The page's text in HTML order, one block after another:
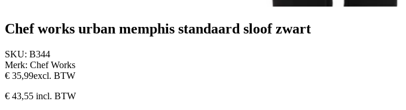
Chef works urban memphis standaard sloof zwart
SKU: B344
Merk: Chef Works
€ 35,99excl. BTW
€ 43,55 incl. BTW